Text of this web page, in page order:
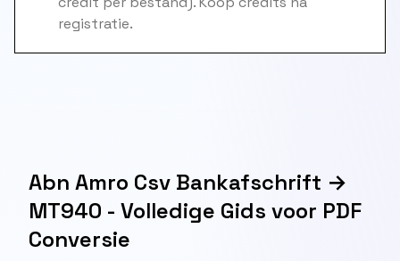
registratie.
Abn Amro Csv Bankafschrift →
MT940 - Volledige Gids voor PDF
Conversie